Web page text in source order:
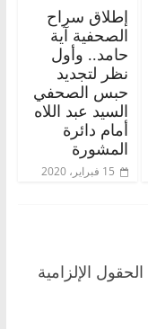
إطلاق سراح
الصحفية آية
حامد.. وأول
نظر لتجديد
حبس الصحفي
السيد عبد اللاه
أمام دائرة
المشورة
15 فبراير، 2020
الحقول الإلزامية